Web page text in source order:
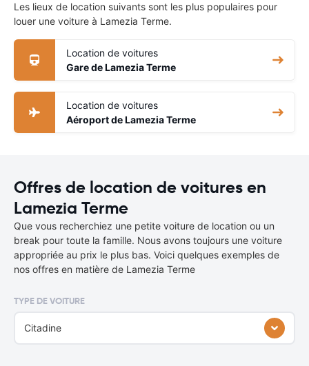
Les lieux de location suivants sont les plus populaires pour
louer une voiture à Lamezia Terme.
Location de voitures
Gare de Lamezia Terme
Location de voitures
Aéroport de Lamezia Terme
Offres de location de voitures en
Lamezia Terme
Que vous recherchiez une petite voiture de location ou un
break pour toute la famille. Nous avons toujours une voiture
appropriée au prix le plus bas. Voici quelques exemples de
nos offres en matière de Lamezia Terme
TYPE DE VOITURE
Citadine